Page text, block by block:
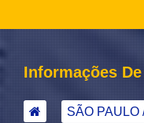
Informações
SÃO PAULO